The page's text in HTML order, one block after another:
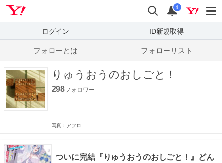
検索
通知
i
ログイン ID新規取得
フォローとは フォローリスト
りゅうおうのおしごと！
298フォロワー
写真：アフロ
ついに完結『りゅうおうのおしごと！』どん